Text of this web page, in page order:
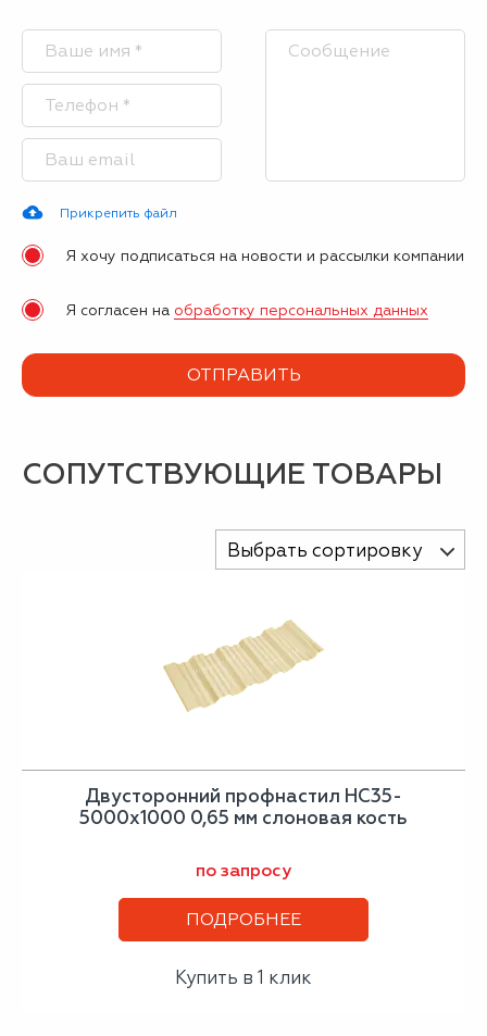
Прикрепить файл
Я хочу подписаться на новости и рассылки компании
Я согласен на обработку персональных данных
СОПУТСТВУЮЩИЕ ТОВАРЫ
Выбрать сортировку
Двусторонний профнастил НС35-
5000х1000 0,65 мм слоновая кость
по запросу
ПОДРОБНЕЕ
Купить в 1 клик